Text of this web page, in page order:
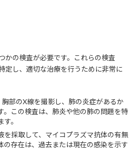
かの検査が必要です。これらの検査
定し、適切な治療を行うために非常に
部のX線を撮影し、肺の炎症があるか
。この検査は、肺炎や他の肺の問題を特
。
採取して、マイコプラズマ抗体の有無
の存在は、過去または現在の感染を示す